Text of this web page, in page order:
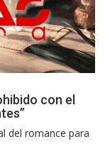
con el
del romance para